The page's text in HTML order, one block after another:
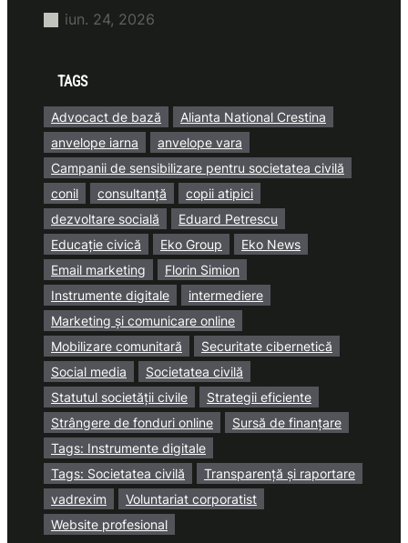
iun. 24, 2026
TAGS
Advocact de bază
Alianta National Crestina
anvelope iarna
anvelope vara
Campanii de sensibilizare pentru societatea civilă
conil
consultanță
copii atipici
dezvoltare socială
Eduard Petrescu
Educație civică
Eko Group
Eko News
Email marketing
Florin Simion
Instrumente digitale
intermediere
Marketing și comunicare online
Mobilizare comunitară
Securitate cibernetică
Social media
Societatea civilă
Statutul societății civile
Strategii eficiente
Strângere de fonduri online
Sursă de finanțare
Tags: Instrumente digitale
Tags: Societatea civilă
Transparență și raportare
vadrexim
Voluntariat corporatist
Website profesional